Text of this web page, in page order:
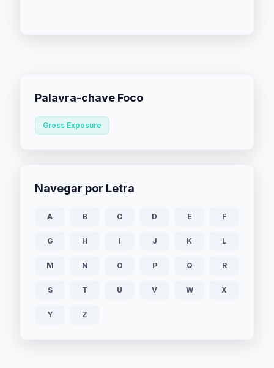
Palavra-chave Foco
Gross Exposure
Navegar por Letra
A B C D E F
G H I J K L
M N O P Q R
S T U V W X
Y Z